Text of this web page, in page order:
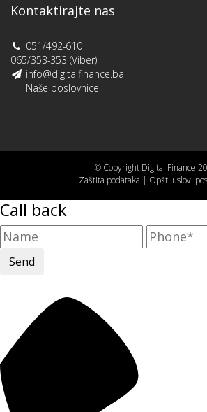
Kontaktirajte nas
051/492-610
065/353-353 (Viber)
info@digitalfinance.ba
Naše poslovnice
© Copyright Digital Finance
Zaštita podataka | Opšti uslovi
Call back
Send